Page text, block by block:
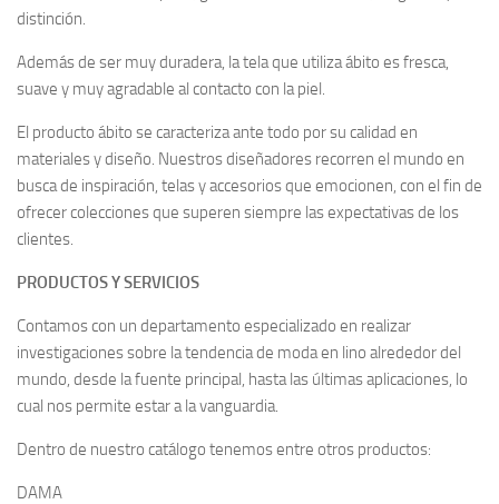
distinción.
Además de ser muy duradera, la tela que utiliza ábito es fresca,
suave y muy agradable al contacto con la piel.
El producto ábito se caracteriza ante todo por su calidad en
materiales y diseño. Nuestros diseñadores recorren el mundo en
busca de inspiración, telas y accesorios que emocionen, con el fin de
ofrecer colecciones que superen siempre las expectativas de los
clientes.
PRODUCTOS Y SERVICIOS
Contamos con un departamento especializado en realizar
investigaciones sobre la tendencia de moda en lino alrededor del
mundo, desde la fuente principal, hasta las últimas aplicaciones, lo
cual nos permite estar a la vanguardia.
Dentro de nuestro catálogo tenemos entre otros productos:
DAMA